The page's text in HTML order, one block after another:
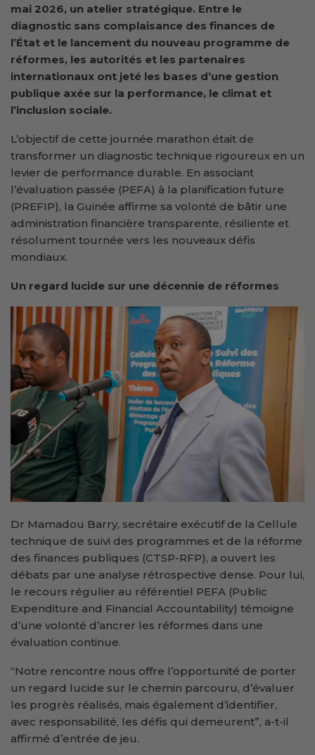
mai 2026, un atelier stratégique. Entre le
diagnostic sans complaisance des finances de
l’État et le lancement du nouveau programme de
réformes, les autorités et les partenaires
internationaux ont jeté les bases d’une gestion
publique axée sur la performance, le climat et
l’inclusion sociale.
L’objectif de cette journée marathon était de
transformer un diagnostic technique rigoureux en un
levier de performance durable. En associant
l’évaluation passée (PEFA) à la planification future
(PREFIP), la Guinée affirme sa volonté de bâtir une
administration financière transparente, résiliente et
résolument tournée vers les nouveaux défis
mondiaux.
Un regard lucide sur une décennie de réformes
Dr Mamadou Barry, secrétaire exécutif de la Cellule
technique de suivi des programmes et de la réforme
des finances publiques (CTSP-RFP), a ouvert les
débats par une analyse rétrospective dense. Pour lui,
le recours régulier au référentiel PEFA (Public
Expenditure and Financial Accountability) témoigne
d’une volonté d’ancrer les réformes dans une
évaluation continue.
“Notre rencontre nous offre l’opportunité de porter
un regard lucide sur le chemin parcouru, d’évaluer
les progrès réalisés, mais également d’identifier,
avec responsabilité, les défis qui demeurent”, a-t-il
affirmé d’entrée de jeu.